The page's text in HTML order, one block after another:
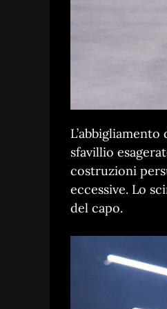
sfavillio
costruzioni
eccessive. Lo
del capo.